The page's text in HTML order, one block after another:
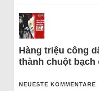
Hàng triệu công
thành chuột bạch
NEUESTE KOMMENTARE